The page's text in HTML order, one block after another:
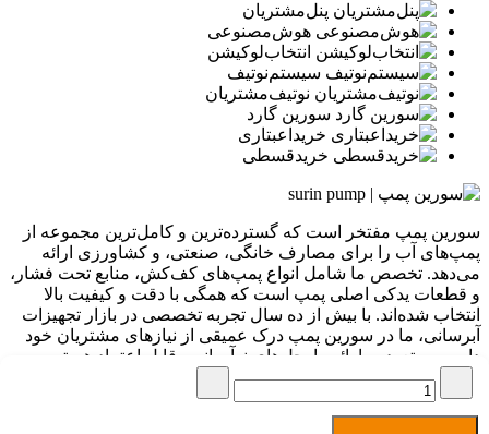
پنل‌مشتریان
هوش‌مصنوعی
انتخاب‌لوکیشن
سیستم‌نوتیف
نوتیف‌مشتریان
سورین گارد
خرید‌اعبتاری
خرید‌قسطی
سورین پمپ مفتخر است که گسترده‌ترین و کامل‌ترین مجموعه از
پمپ‌های آب را برای مصارف خانگی، صنعتی، و کشاورزی ارائه
می‌دهد. تخصص ما شامل انواع پمپ‌های کف‌کش، منابع تحت فشار،
و قطعات یدکی اصلی پمپ است که همگی با دقت و کیفیت بالا
انتخاب شده‌اند. با بیش از ده سال تجربه تخصصی در بازار تجهیزات
آبرسانی، ما در سورین پمپ درک عمیقی از نیازهای مشتریان خود
داریم و متعهد به ارائه راه‌حل‌های نوآورانه و قابل اعتماد هستیم.
برگشت به بالا
امکان خرید به صورت